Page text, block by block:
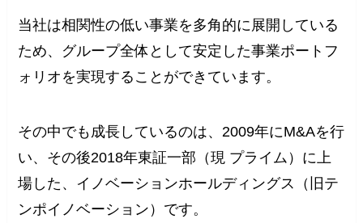
当社は相関性の低い事業を多角的に展開している
ため、グループ全体として安定した事業ポートフ
ォリオを実現することができています。
その中でも成長しているのは、2009年にM&Aを行
い、その後2018年東証一部（現 プライム）に上
場した、イノベーションホールディングス（旧テ
ンポイノベーション）です。